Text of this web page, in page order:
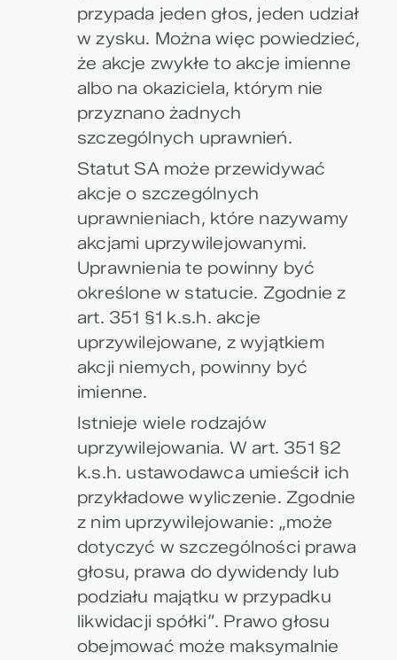
przypada jeden głos, jeden udział
w zysku. Można więc powiedzieć,
że akcje zwykłe to akcje imienne
albo na okaziciela, którym nie
przyznano żadnych
szczególnych uprawnień.
Statut SA może przewidywać
akcje o szczególnych
uprawnieniach, które nazywamy
akcjami uprzywilejowanymi.
Uprawnienia te powinny być
określone w statucie. Zgodnie z
art. 351 §1 k.s.h. akcje
uprzywilejowane, z wyjątkiem
akcji niemych, powinny być
imienne.
Istnieje wiele rodzajów
uprzywilejowania. W art. 351 §2
k.s.h. ustawodawca umieścił ich
przykładowe wyliczenie. Zgodnie
z nim uprzywilejowanie: „może
dotyczyć w szczególności prawa
głosu, prawa do dywidendy lub
podziału majątku w przypadku
likwidacji spółki”. Prawo głosu
obejmować może maksymalnie